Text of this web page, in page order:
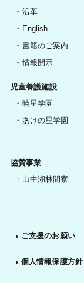
沿革
English
書籍のご案内
情報開示
児童養護施設
暁星学園
あけの星学園
協賛事業
山中湖林間寮
ご支援のお願い
個人情報保護方針